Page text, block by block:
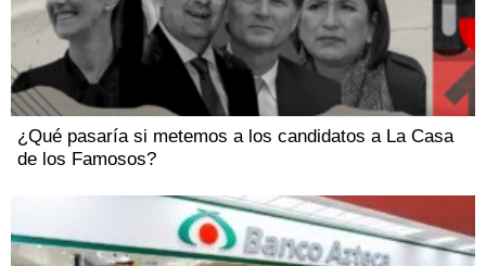
¿Qué pasaría si metemos a los candidatos a La Casa
de los Famosos?